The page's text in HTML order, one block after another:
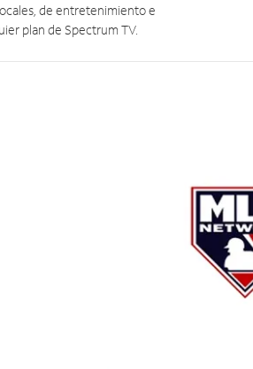
de entretenimiento e
plan de Spectrum TV.